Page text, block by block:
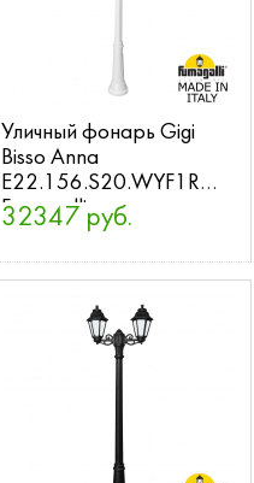
Уличный фонарь Gigi
Bisso Anna
E22.156.S20.WYF1R
Fumagalli
32347 руб.